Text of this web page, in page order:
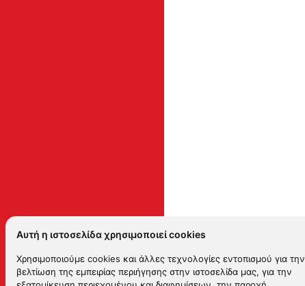
Αυτή η ιστοσελίδα χρησιμοποιεί cookies
Χρησιμοποιούμε cookies και άλλες τεχνολογίες εντοπισμού για την
βελτίωση της εμπειρίας περιήγησης στην ιστοσελίδα μας, για την